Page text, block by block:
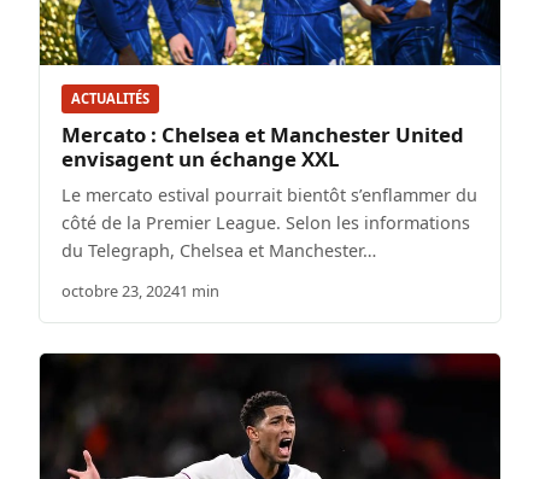
ACTUALITÉS
Mercato : Chelsea et Manchester United
envisagent un échange XXL
Le mercato estival pourrait bientôt s’enflammer du
côté de la Premier League. Selon les informations
du Telegraph, Chelsea et Manchester…
octobre 23, 20241 min